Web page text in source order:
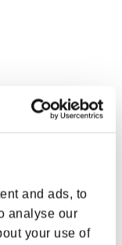
and ads, to
analyse our
your use of